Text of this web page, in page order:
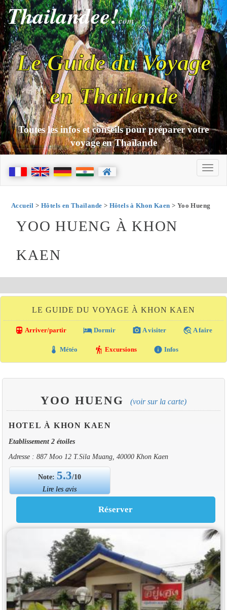
Thailandee!com
Le Guide du Voyage
en Thaïlande
Toutes les infos et conseils pour préparer votre
voyage en Thaïlande
Accueil > Hôtels en Thaïlande > Hôtels à Khon Kaen > Yoo Hueng
YOO HUENG À KHON
KAEN
LE GUIDE DU VOYAGE À KHON KAEN
directions_transit Arriver/partir local_hotel Dormir photo_camera A visiter travel_explore A faire
thermostat Météo hiking Excursions info Infos
YOO HUENG (voir sur la carte)
HOTEL À KHON KAEN
Etablissement 2 étoiles
Adresse : 887 Moo 12 T.Sila Muang, 40000 Khon Kaen
Note:5.3/10
Lire les avis